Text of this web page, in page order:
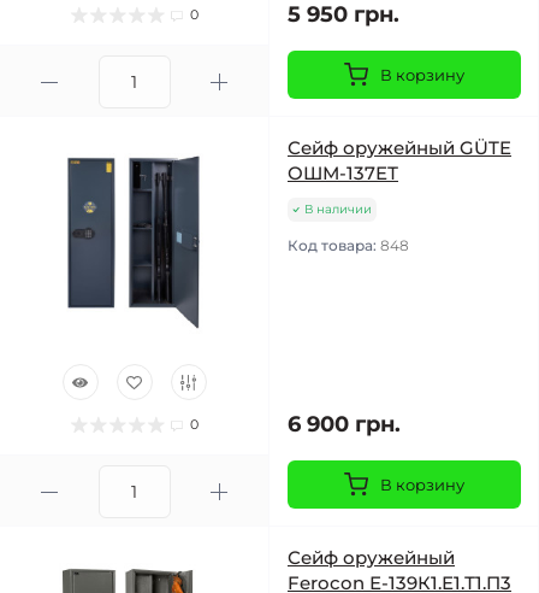
0 5 950 грн.
В корзину
0
Сейф оружейный GÜTE
ОШМ-137ЕТ
В наличии
Код товара: 848
6 900 грн.
В корзину
Сейф оружейный
Ferocon Е-139К1.Е1.Т1.П3